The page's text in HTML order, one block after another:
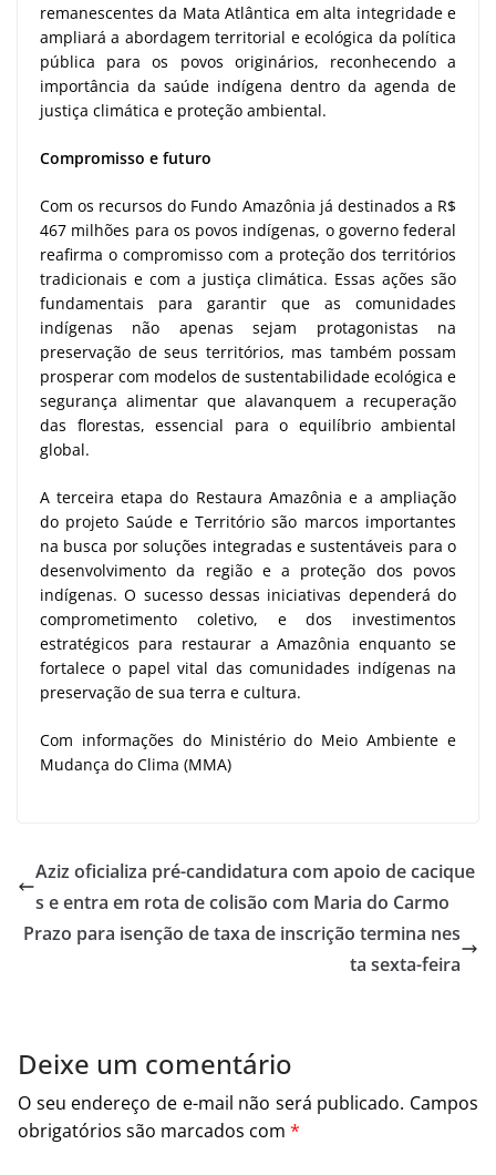
remanescentes da Mata Atlântica em alta integridade e
ampliará a abordagem territorial e ecológica da política
pública para os povos originários, reconhecendo a
importância da saúde indígena dentro da agenda de
justiça climática e proteção ambiental.
Compromisso e futuro
Com os recursos do Fundo Amazônia já destinados a R$
467 milhões para os povos indígenas, o governo federal
reafirma o compromisso com a proteção dos territórios
tradicionais e com a justiça climática. Essas ações são
fundamentais para garantir que as comunidades
indígenas não apenas sejam protagonistas na
preservação de seus territórios, mas também possam
prosperar com modelos de sustentabilidade ecológica e
segurança alimentar que alavanquem a recuperação
das florestas, essencial para o equilíbrio ambiental
global.
A terceira etapa do Restaura Amazônia e a ampliação
do projeto Saúde e Território são marcos importantes
na busca por soluções integradas e sustentáveis para o
desenvolvimento da região e a proteção dos povos
indígenas. O sucesso dessas iniciativas dependerá do
comprometimento coletivo, e dos investimentos
estratégicos para restaurar a Amazônia enquanto se
fortalece o papel vital das comunidades indígenas na
preservação de sua terra e cultura.
Com informações do Ministério do Meio Ambiente e
Mudança do Clima (MMA)
Aziz oficializa pré-candidatura com apoio de cacique
s e entra em rota de colisão com Maria do Carmo
Prazo para isenção de taxa de inscrição termina nes
ta sexta-feira
Deixe um comentário
O seu endereço de e-mail não será publicado. Campos
obrigatórios são marcados com *